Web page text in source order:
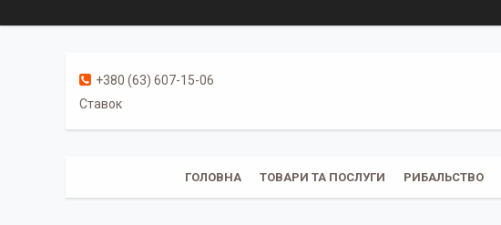
+380 (63) 607-15-06
Ставок
ГОЛОВНА ТОВАРИ ТА ПОСЛУГИ РИБАЛЬСТВО